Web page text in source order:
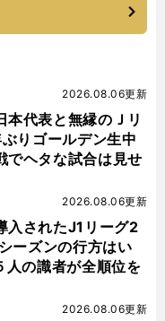
本代表と無縁のＪリ
りゴールデン生中
でヘタな試合は見せ
2026.08.06更新
入されたJ1リーグ2
ーズンの行方はい
の識者が全順位を
2026.08.06更新
2026.08.06更新